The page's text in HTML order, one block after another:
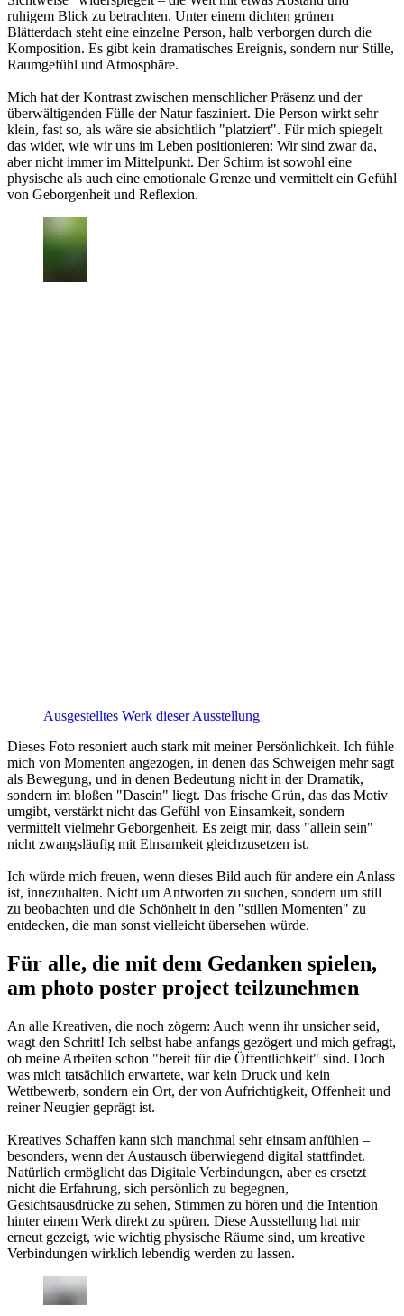
ruhigem Blick zu betrachten. Unter einem dichten grünen
Blätterdach steht eine einzelne Person, halb verborgen durch die
Komposition. Es gibt kein dramatisches Ereignis, sondern nur Stille,
Raumgefühl und Atmosphäre.
Mich hat der Kontrast zwischen menschlicher Präsenz und der
überwältigenden Fülle der Natur fasziniert. Die Person wirkt sehr
klein, fast so, als wäre sie absichtlich "platziert". Für mich spiegelt
das wider, wie wir uns im Leben positionieren: Wir sind zwar da,
aber nicht immer im Mittelpunkt. Der Schirm ist sowohl eine
physische als auch eine emotionale Grenze und vermittelt ein Gefühl
von Geborgenheit und Reflexion.
Ausgestelltes Werk dieser Ausstellung
Dieses Foto resoniert auch stark mit meiner Persönlichkeit. Ich fühle
mich von Momenten angezogen, in denen das Schweigen mehr sagt
als Bewegung, und in denen Bedeutung nicht in der Dramatik,
sondern im bloßen "Dasein" liegt. Das frische Grün, das das Motiv
umgibt, verstärkt nicht das Gefühl von Einsamkeit, sondern
vermittelt vielmehr Geborgenheit. Es zeigt mir, dass "allein sein"
nicht zwangsläufig mit Einsamkeit gleichzusetzen ist.
Ich würde mich freuen, wenn dieses Bild auch für andere ein Anlass
ist, innezuhalten. Nicht um Antworten zu suchen, sondern um still
zu beobachten und die Schönheit in den "stillen Momenten" zu
entdecken, die man sonst vielleicht übersehen würde.
Für alle, die mit dem Gedanken spielen,
am photo poster project teilzunehmen
An alle Kreativen, die noch zögern: Auch wenn ihr unsicher seid,
wagt den Schritt! Ich selbst habe anfangs gezögert und mich gefragt,
ob meine Arbeiten schon "bereit für die Öffentlichkeit" sind. Doch
was mich tatsächlich erwartete, war kein Druck und kein
Wettbewerb, sondern ein Ort, der von Aufrichtigkeit, Offenheit und
reiner Neugier geprägt ist.
Kreatives Schaffen kann sich manchmal sehr einsam anfühlen –
besonders, wenn der Austausch überwiegend digital stattfindet.
Natürlich ermöglicht das Digitale Verbindungen, aber es ersetzt
nicht die Erfahrung, sich persönlich zu begegnen,
Gesichtsausdrücke zu sehen, Stimmen zu hören und die Intention
hinter einem Werk direkt zu spüren. Diese Ausstellung hat mir
erneut gezeigt, wie wichtig physische Räume sind, um kreative
Verbindungen wirklich lebendig werden zu lassen.